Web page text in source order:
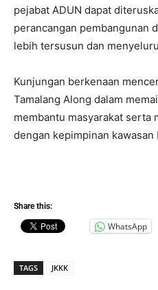
pejabat ADUN dapat
perancangan pembangunan
lebih tersusun dan
Kunjungan berkenaan
Tamalang Along dalam
membantu masyarakat serta
dengan kepimpinan kawasan
Share this:
WhatsApp
TAGS JKKK